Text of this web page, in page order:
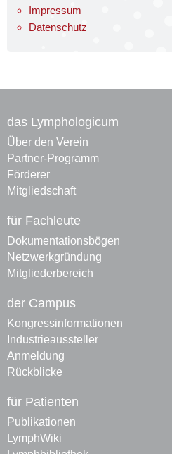
Impressum
Datenschutz
das Lymphologicum
Über den Verein
Partner-Programm
Förderer
Mitgliedschaft
für Fachleute
Dokumentationsbögen
Netzwerkgründung
Mitgliederbereich
der Campus
Kongressinformationen
Industrieaussteller
Anmeldung
Rückblicke
für Patienten
Publikationen
LymphWiki